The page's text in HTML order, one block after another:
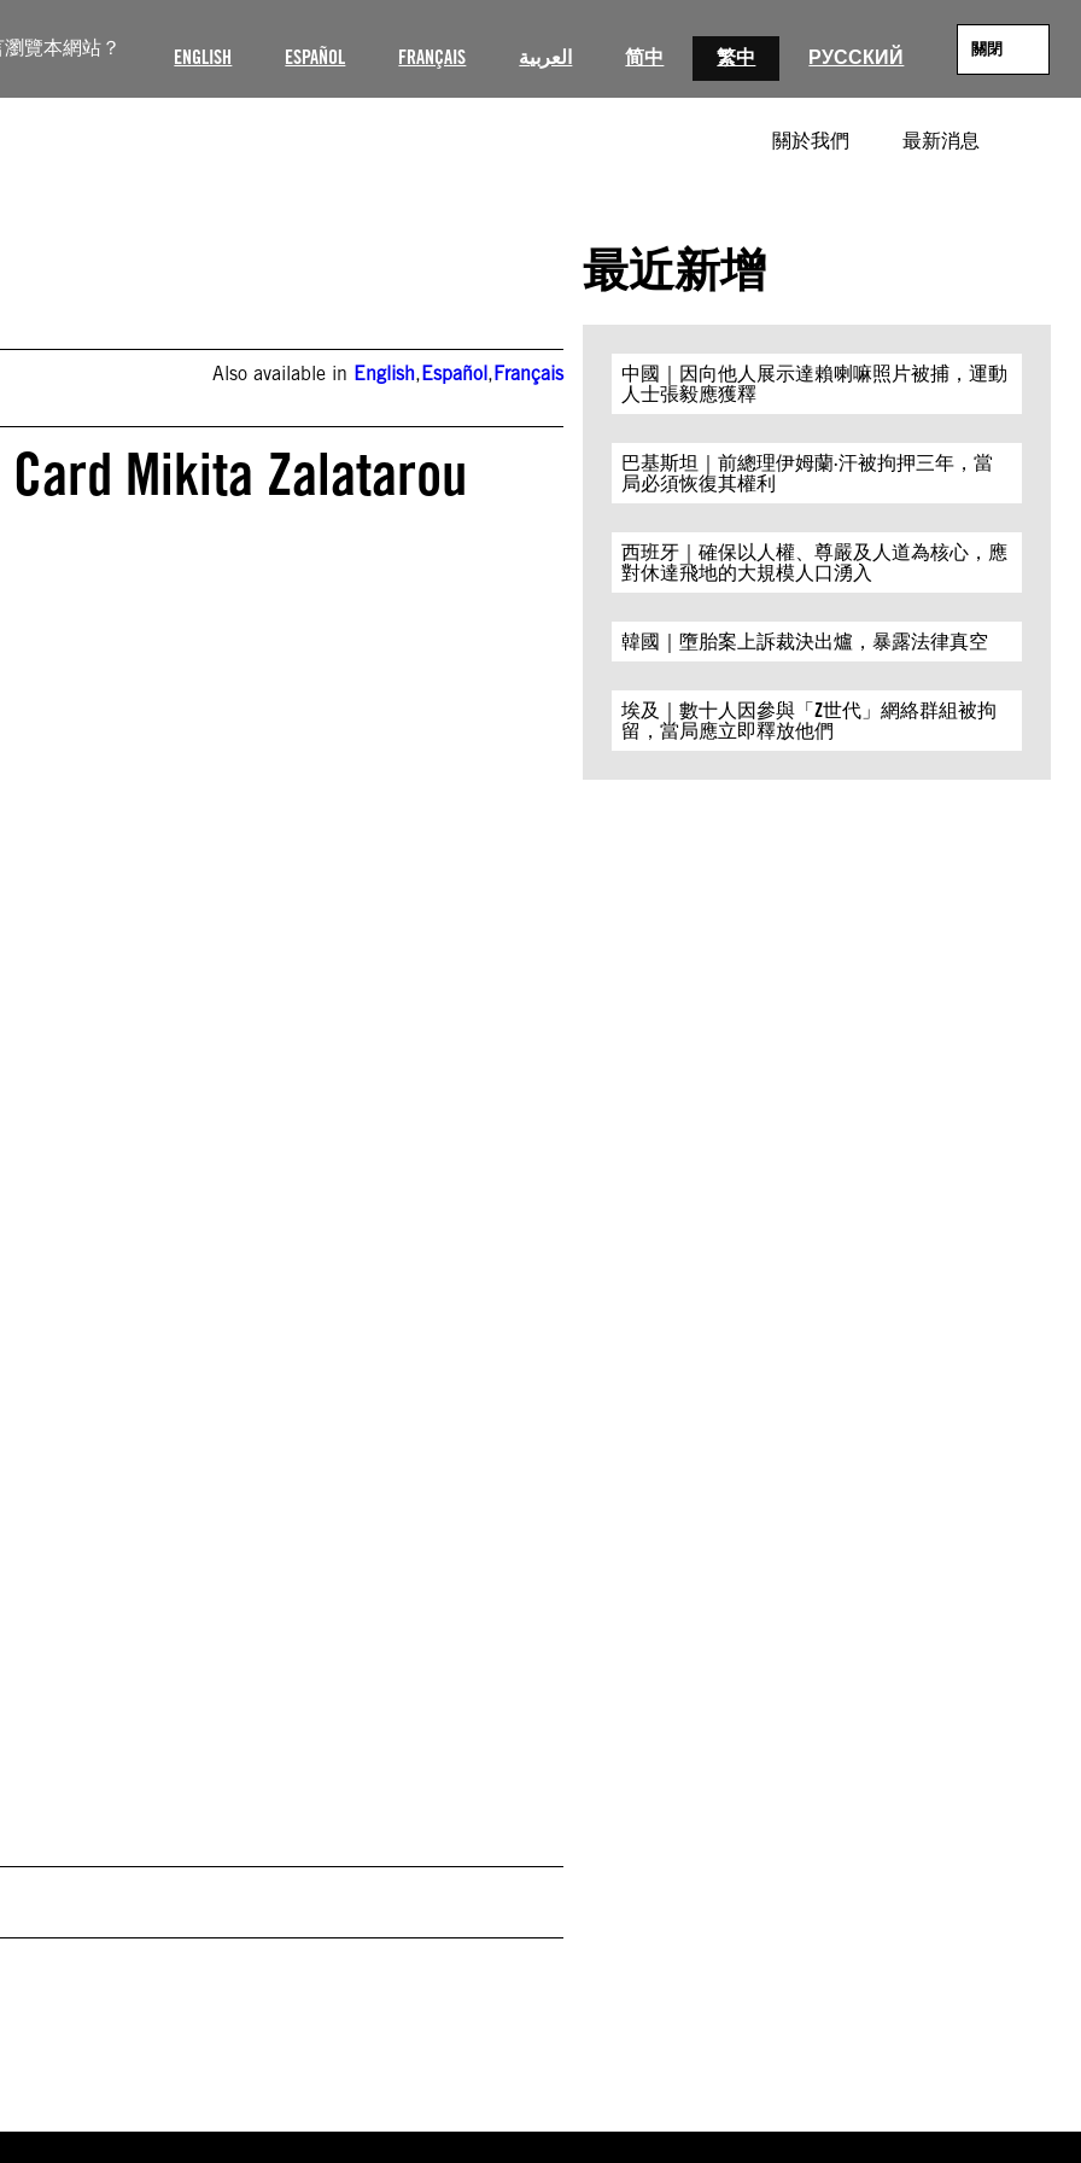
覽本網站？ ENGLISH ESPAÑOL FRANÇAIS العربية 简中 繁中 РУССКИЙ 關閉
關於我們 最新消息
Also available in English,Español,Français
Card Mikita Zalatarou
最近新增
中國｜因向他人展示達賴喇嘛照片被捕，運動
人士張毅應獲釋
巴基斯坦｜前總理伊姆蘭·汗被拘押三年，當
局必須恢復其權利
西班牙｜確保以人權、尊嚴及人道為核心，應
對休達飛地的大規模人口湧入
韓國｜墮胎案上訴裁決出爐，暴露法律真空
埃及｜數十人因參與「Z世代」網絡群組被拘
留，當局應立即釋放他們